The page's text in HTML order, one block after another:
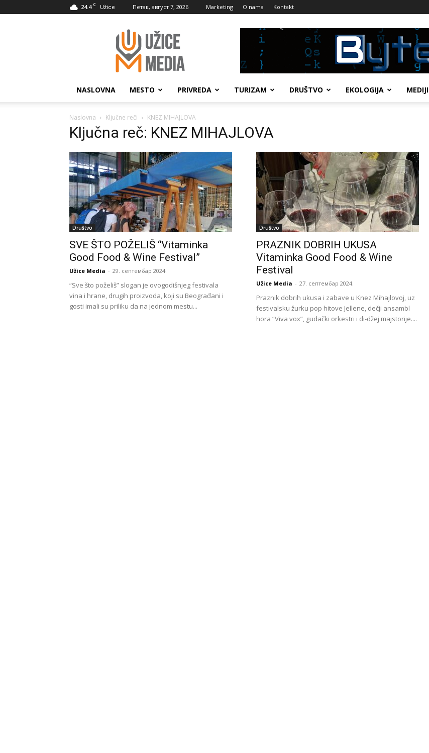
24.4 C Užice Петак, август 7, 2026 Marketing O nama Kontakt
UžiceMedia
NASLOVNA MESTO PRIVREDA TURIZAM DRUŠTVO EKOLOGIJA MEDIJI
Naslovna Ključne reči KNEZ MIHAJLOVA
Ključna reč: KNEZ MIHAJLOVA
Društvo
SVE ŠTO POŽELIŠ “Vitaminka
Good Food & Wine Festival”
Užice Media - 29. септембар 2024.
“Sve što poželiš” slogan je ovogodišnjeg festivala
vina i hrane, drugih proizvoda, koji su Beograđani i
gosti imali su priliku da na jednom mestu...
Društvo
PRAZNIK DOBRIH UKUSA
Vitaminka Good Food & Wine
Festival
Užice Media - 27. септембар 2024.
Praznik dobrih ukusa i zabave u Knez Mihajlovoj, uz
festivalsku žurku pop hitove Jellene, dečji ansambl
hora “Viva vox”, gudački orkestri i di-džej majstorije....